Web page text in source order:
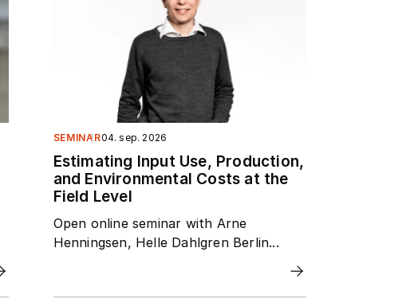
SEMINAR04. sep. 2026
Estimating Input Use, Production,
and Environmental Costs at the
Field Level
Open online seminar with Arne
Henningsen, Helle Dahlgren Berlin...